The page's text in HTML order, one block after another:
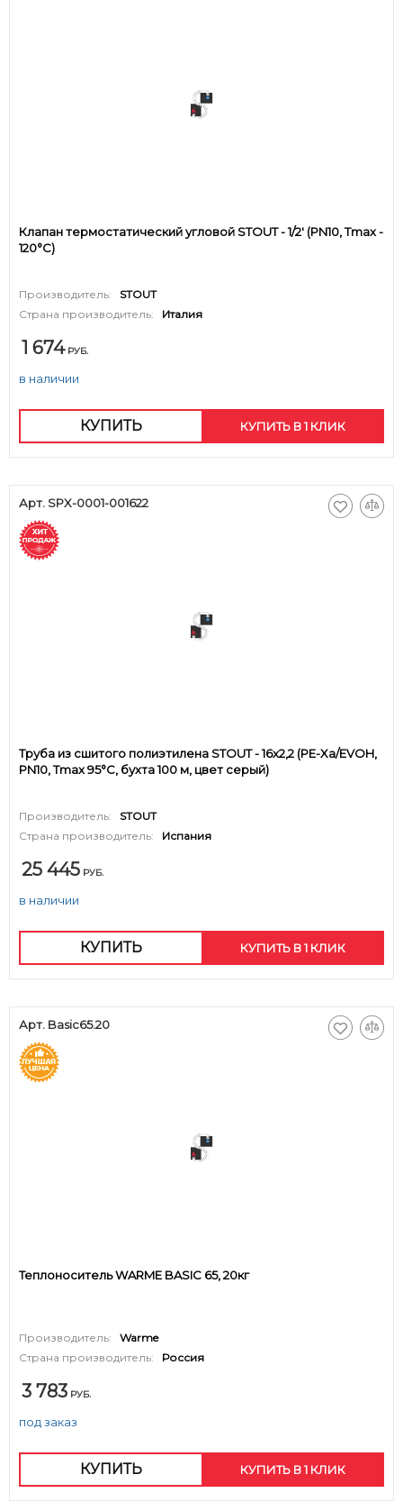
Клапан термостатический угловой STOUT - 1/2' (PN10, Tmax -
120°С)
Производитель:
STOUT
Страна производитель:
Италия
1 674 РУБ.
в наличии
КУПИТЬ КУПИТЬ В 1 КЛИК
Арт. SPX-0001-001622
Труба из сшитого полиэтилена STOUT - 16x2,2 (PE-Xa/EVOH,
PN10, Tmax 95°C, бухта 100 м, цвет серый)
Производитель:
STOUT
Страна производитель:
Испания
25 445 РУБ.
в наличии
КУПИТЬ КУПИТЬ В 1 КЛИК
Арт. Basic65.20
Теплоноситель WARME BASIC 65, 20кг
Производитель:
Warme
Страна производитель:
Россия
3 783 РУБ.
под заказ
КУПИТЬ КУПИТЬ В 1 КЛИК